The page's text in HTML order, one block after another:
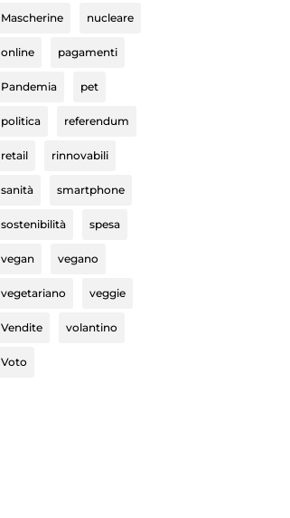
Mascherine nucleare
online pagamenti
Pandemia pet
politica referendum
retail rinnovabili
sanità smartphone
sostenibilità spesa
vegan vegano
vegetariano veggie
Vendite volantino
Voto